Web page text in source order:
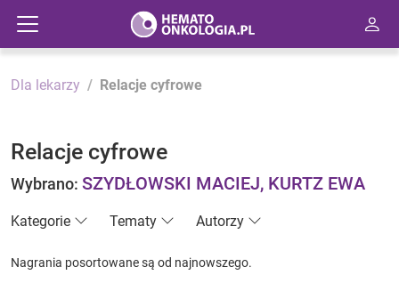
Dla lekarzy Relacje cyfrowe
Relacje cyfrowe
Wybrano: SZYDŁOWSKI MACIEJ, KURTZ EWA
Kategorie Tematy Autorzy
Nagrania posortowane są od najnowszego.